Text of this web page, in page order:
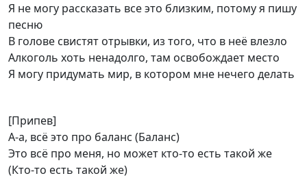
Я не могу рассказать все это близким, потому я пишу
песню
В голове свистят отрывки, из того, что в неё влезло
Алкоголь хоть ненадолго, там освобождает место
Я могу придумать мир, в котором мне нечего делать
[Припев]
А-а, всё это про баланс (Баланс)
Это всё про меня, но может кто-то есть такой же
(Кто-то есть такой же)